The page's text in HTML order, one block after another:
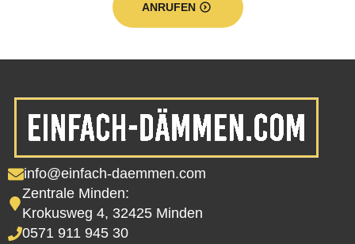
ANRUFEN
info@einfach-daemmen.com
Zentrale Minden:
Krokusweg 4, 32425 Minden
0571 911 945 30